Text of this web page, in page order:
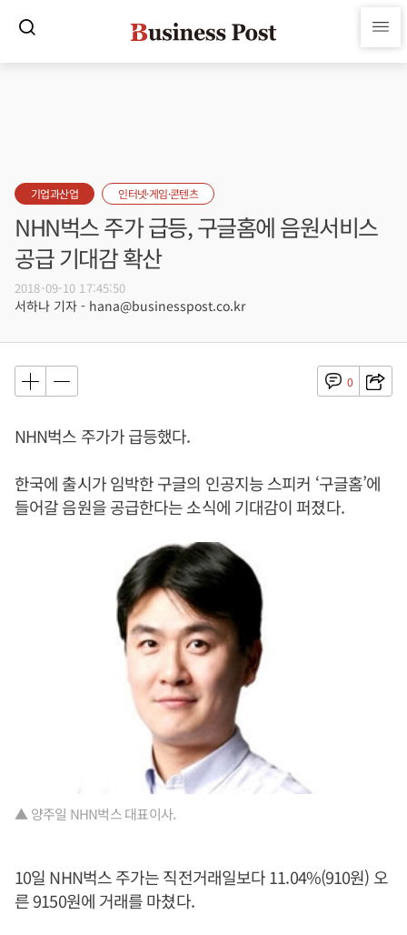
기업과산업 인터넷·게임·콘텐츠
NHN벅스 주가 급등, 구글홈에 음원서비스
공급 기대감 확산
2018-09-10 17:45:50
서하나 기자 - hana@businesspost.co.kr
0
NHN벅스 주가가 급등했다.
한국에 출시가 임박한 구글의 인공지능 스피커 ‘구글홈’에
들어갈 음원을 공급한다는 소식에 기대감이 퍼졌다.
▲ 양주일 NHN벅스 대표이사.
10일 NHN벅스 주가는 직전거래일보다 11.04%(910원) 오
른 9150원에 거래를 마쳤다.